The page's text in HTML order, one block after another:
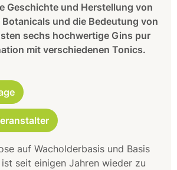
Geschichte und Herstellung von
und die Bedeutung von
sechs hochwertige Gins pur
mit verschiedenen Tonics.
auf Wacholderbasis und Basis
seit einigen Jahren wieder zu